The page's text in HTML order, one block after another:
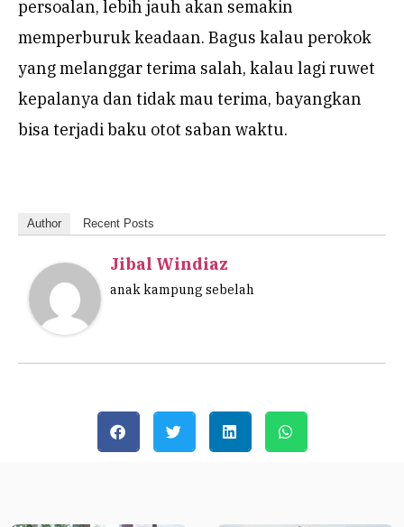
persoalan, lebih jauh akan semakin
memperburuk keadaan. Bagus kalau perokok
yang melanggar terima salah, kalau lagi ruwet
kepalanya dan tidak mau terima, bayangkan
bisa terjadi baku otot saban waktu.
Author Recent Posts
Jibal Windiaz
anak kampung sebelah